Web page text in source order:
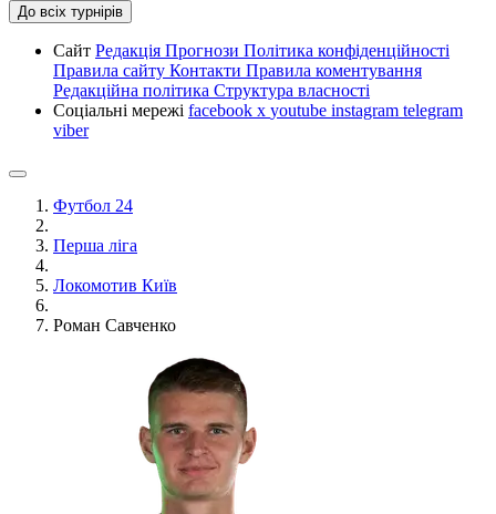
До всіх турнірів
Сайт Редакція Прогнози Політика конфіденційності
Правила сайту Контакти Правила коментування
Редакційна політика Структура власності
Соціальні мережі facebook x youtube instagram telegram
viber
Футбол 24
Перша ліга
Локомотив Київ
Роман Савченко